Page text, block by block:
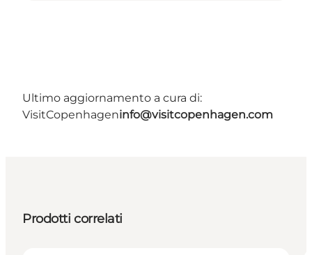
Ultimo aggiornamento a cura di:
VisitCopenhageninfo@visitcopenhagen.com
Prodotti correlati